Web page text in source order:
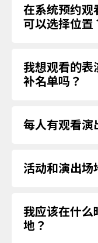
在系统预约观
可以选择位置
我想观看的表
补名单吗？
每人有观看演
活动和演出场
我应该在什么
地？